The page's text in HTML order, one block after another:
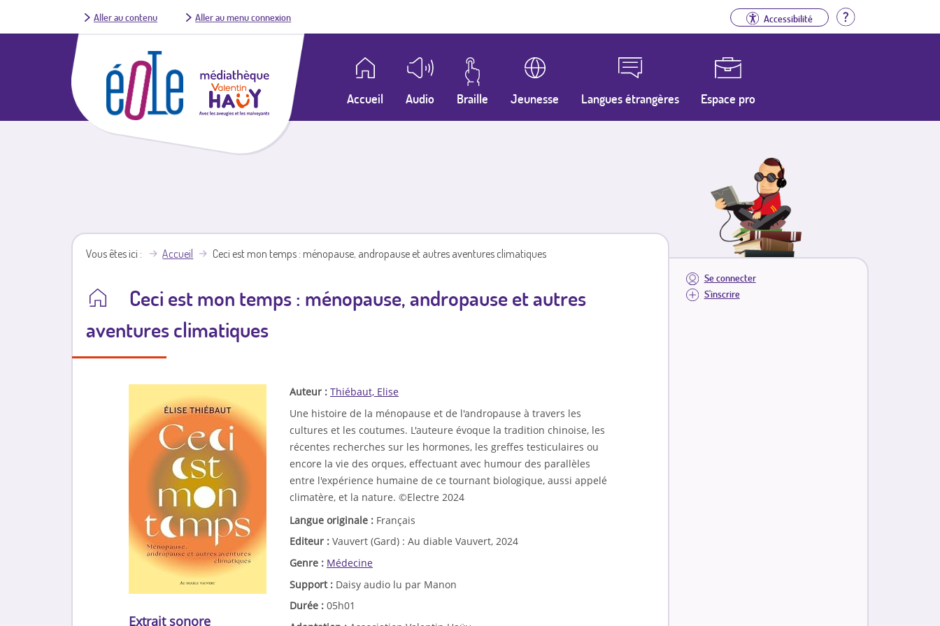
Aller au contenu Aller au menu connexion Accessibilité Aide
Accueil Audio Braille Jeunesse Langues étrangères Espace pro
Se connecter
S'inscrire
Vous êtes ici Accueil Ceci est mon temps : ménopause, andropause et autres aventures climatiques
Ceci est mon temps : ménopause, andropause et autres
aventures climatiques
Auteur : Thiébaut, Elise
Une histoire de la ménopause et de l'andropause à travers les
cultures et les coutumes. L'auteure évoque la tradition chinoise, les
récentes recherches sur les hormones, les greffes testiculaires ou
encore la vie des orques, effectuant avec humour des parallèles
entre l'expérience humaine de ce tournant biologique, aussi appelé
climatère, et la nature. ©Electre 2024
Langue originale : Français
Editeur : Vauvert (Gard) : Au diable Vauvert, 2024
Genre : Médecine
Support : Daisy audio lu par Manon
Durée : 05h01
Extrait sonore